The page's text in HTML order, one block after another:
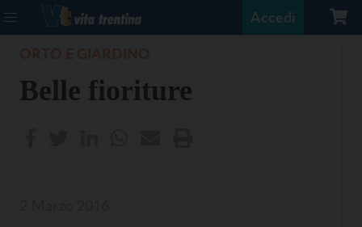
Accedi
Belle fioriture